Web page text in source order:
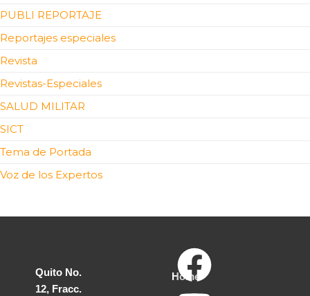
PUBLI REPORTAJE
Reportajes especiales
Revista
Revistas-Especiales
SALUD MILITAR
SICT
Tema de Portada
Voz de los Expertos
Quito No.
12, Fracc.
Home